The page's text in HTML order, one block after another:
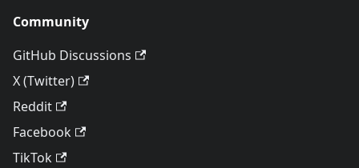
Community
GitHub Discussions
X (Twitter)
Reddit
Facebook
TikTok